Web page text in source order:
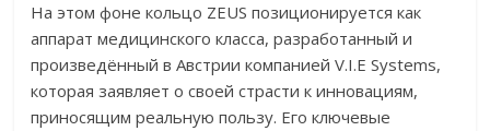
На этом фоне кольцо ZEUS позиционируется как
аппарат медицинского класса, разработанный и
произведённый в Австрии компанией V.I.E Systems,
которая заявляет о своей страсти к инновациям,
приносящим реальную пользу. Его ключевые